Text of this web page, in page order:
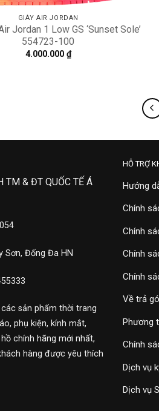
GIÀY AIR JORDAN
Jordan 1 Low GS ‘Sunset Sole’
554723-100
4.000.000 ₫
TM & ĐT QUỐC TẾ Á
Sơn, Đống Đa HN
sản phẩm thời trang
phụ kiện, kính mắt,
chính hãng mới nhất,
hàng được yêu thích
HỖ TRỢ
Hướng
Chính
Chính
Chính
Chính
Về trả
Phương
Chính
Dịch vụ
Dịch vụ